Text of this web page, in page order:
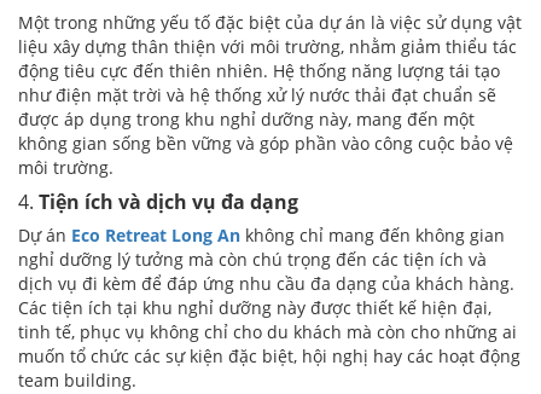
Một trong những yếu tố đặc biệt của dự án là việc sử dụng vật
liệu xây dựng thân thiện với môi trường, nhằm giảm thiểu tác
động tiêu cực đến thiên nhiên. Hệ thống năng lượng tái tạo
như điện mặt trời và hệ thống xử lý nước thải đạt chuẩn sẽ
được áp dụng trong khu nghỉ dưỡng này, mang đến một
không gian sống bền vững và góp phần vào công cuộc bảo vệ
môi trường.
4. Tiện ích và dịch vụ đa dạng
Dự án Eco Retreat Long An không chỉ mang đến không gian
nghỉ dưỡng lý tưởng mà còn chú trọng đến các tiện ích và
dịch vụ đi kèm để đáp ứng nhu cầu đa dạng của khách hàng.
Các tiện ích tại khu nghỉ dưỡng này được thiết kế hiện đại,
tinh tế, phục vụ không chỉ cho du khách mà còn cho những ai
muốn tổ chức các sự kiện đặc biệt, hội nghị hay các hoạt động
team building.